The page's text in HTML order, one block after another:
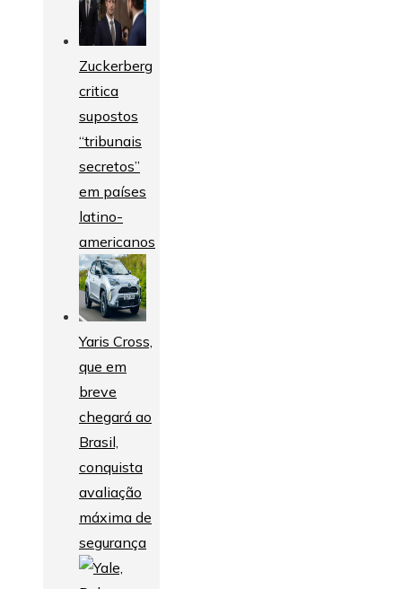
Zuckerberg
critica
supostos
“tribunais
secretos”
em países
latino-
americanos
Yaris Cross,
que em
breve
chegará ao
Brasil,
conquista
avaliação
máxima de
segurança